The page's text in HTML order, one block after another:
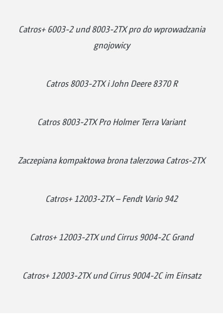
Catros+ 6003-2 und 8003-2TX pro do wprowadzania
gnojowicy
Catros 8003-2TX i John Deere 8370 R
Catros 8003-2TX Pro Holmer Terra Variant
Zaczepiana kompaktowa brona talerzowa Catros-2TX
Catros+ 12003-2TX – Fendt Vario 942
Catros+ 12003-2TX und Cirrus 9004-2C Grand
Catros+ 12003-2TX und Cirrus 9004-2C im Einsatz